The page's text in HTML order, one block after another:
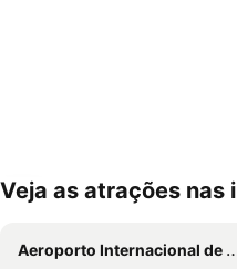
Ampliar mapa
Veja as atrações nas
Aeroporto Internacional de Atenas